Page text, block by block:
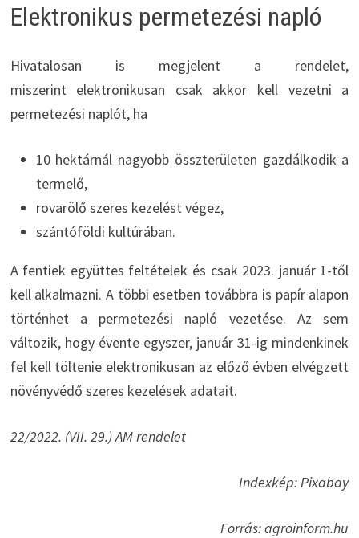
Elektronikus permetezési napló
Hivatalosan is megjelent a rendelet,
miszerint elektronikusan csak akkor kell vezetni a
permetezési naplót, ha
10 hektárnál nagyobb összterületen gazdálkodik a
termelő,
rovarölő szeres kezelést végez,
szántóföldi kultúrában.
A fentiek együttes feltételek és csak 2023. január 1-től
kell alkalmazni. A többi esetben továbbra is papír alapon
történhet a permetezési napló vezetése. Az sem
változik, hogy évente egyszer, január 31-ig mindenkinek
fel kell töltenie elektronikusan az előző évben elvégzett
növényvédő szeres kezelések adatait.
22/2022. (VII. 29.) AM rendelet
Indexkép: Pixabay
Forrás: agroinform.hu